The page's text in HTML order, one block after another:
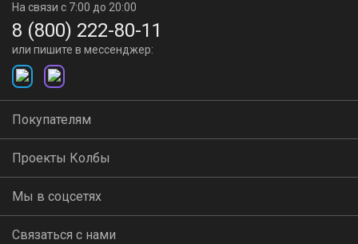
На связи с 7:00 до 20:00
8 (800) 222-80-11
или пишите в мессенджер:
Покупателям
Проекты Колбы
Мы в соцсетях
Связаться с нами